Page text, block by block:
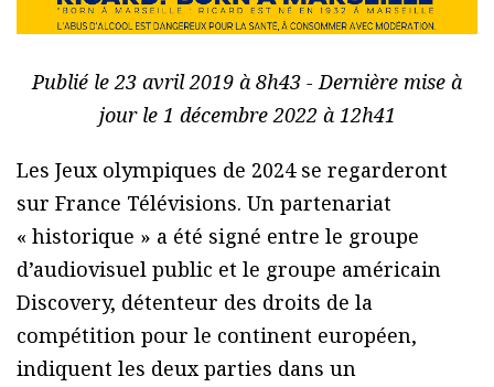
Publié le 23 avril 2019 à 8h43 - Dernière mise à
jour le 1 décembre 2022 à 12h41
Les Jeux olympiques de 2024 se regarderont
sur France Télévisions. Un partenariat
« historique » a été signé entre le groupe
d’audiovisuel public et le groupe américain
Discovery, détenteur des droits de la
compétition pour le continent européen,
indiquent les deux parties dans un